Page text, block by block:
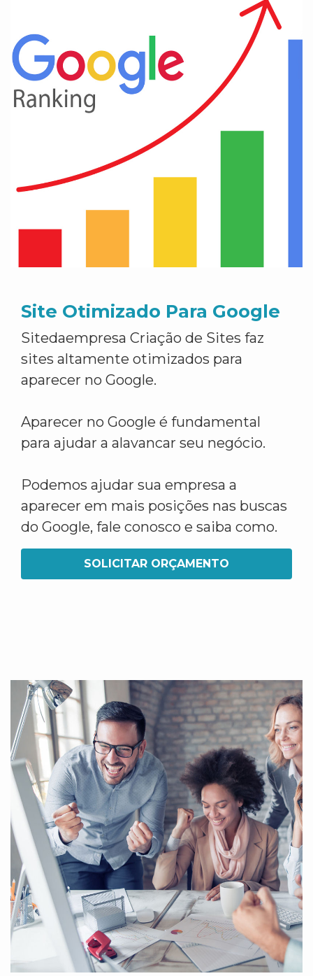
Site Otimizado Para Google
Sitedaempresa Criação de Sites faz
sites altamente otimizados para
aparecer no Google.
Aparecer no Google é fundamental
para ajudar a alavancar seu negócio.
Podemos ajudar sua empresa a
aparecer em mais posições nas buscas
do Google, fale conosco e saiba como.
SOLICITAR ORÇAMENTO